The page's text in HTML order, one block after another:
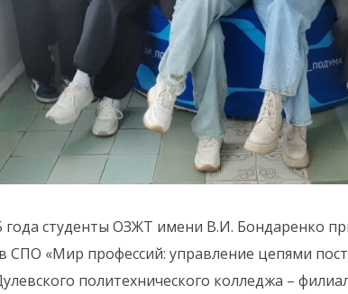
года студенты ОЗЖТ имени В.И. Бондаренко
СПО «Мир профессий: управление цепями
политехнического колледжа –